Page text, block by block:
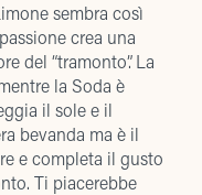
sembra così
crea una
del “tramonto”. La
la Soda è
il sole e il
bevanda ma è il
e completa il gusto
Ti piacerebbe